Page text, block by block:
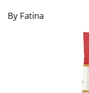
By Fatina